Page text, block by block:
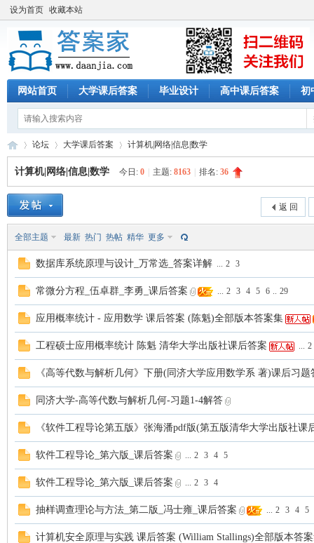
设为首页 收藏本站
网站首页 大学课后答案 毕业设计 高中课后答案 初
»
论坛
›
大学课后答案 计算机|网络|信息|数学
计算机|网络|信息|数学 今日: 0 主题: 8163 排名: 36
返 回
全部主题 最新 热门 热帖 精华 更多
数据库系统原理与设计_万常选_答案详解 ... 2 3
常微分方程_伍卓群_李勇_课后答案 ... 2 3 4 5 6 .. 29
应用概率统计 - 应用数学 课后答案 (陈魁)全部版本答案集
工程硕士应用概率统计 陈魁 清华大学出版社课后答案 ... 2
《高等代数与解析几何》下册(同济大学应用数学系 著)课后习
同济大学-高等代数与解析几何-习题1-4解答
《软件工程导论第五版》张海潘pdf版(第五版清华大学出版社课
软件工程导论_第六版_课后答案 ... 2 3 4 5
软件工程导论_第六版_课后答案 ... 2 3 4
抽样调查理论与方法_第二版_冯士雍_课后答案 ... 2 3 4 5
计算机安全原理与实践 课后答案 (William Stallings)全部版本答